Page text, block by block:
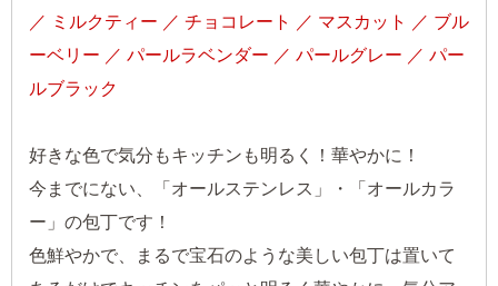
／ ミルクティー ／ チョコレート ／ マスカット ／ ブル
ーベリー ／ パールラベンダー ／ パールグレー ／ パー
ルブラック
好きな色で気分もキッチンも明るく！華やかに！
今までにない、「オールステンレス」・「オールカラ
ー」の包丁です！
色鮮やかで、まるで宝石のような美しい包丁は置いて